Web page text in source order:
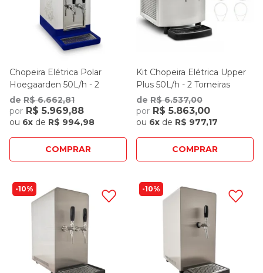
Chopeira Elétrica Polar
Hoegaarden 50L/h - 2
Torneiras Italianas
de R$ 6.662,81
por R$ 5.969,88
ou 6x de R$ 994,98
COMPRAR
Kit Chopeira Elétrica Upper
Plus 50L/h - 2 Torneiras
de R$ 6.537,00
por R$ 5.863,00
ou 6x de R$ 977,17
COMPRAR
10% 10%